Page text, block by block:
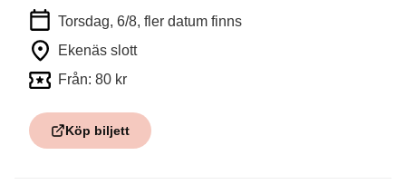
Torsdag, 6/8, fler datum finns
Ekenäs slott
Från: 80 kr
Köp biljett